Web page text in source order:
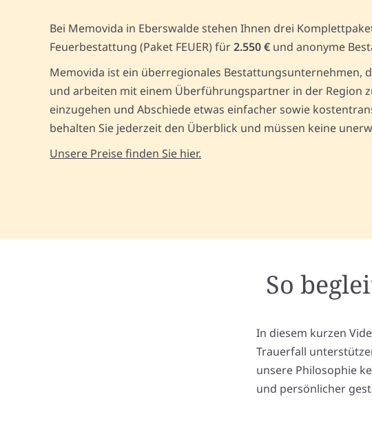
Bei Memovida in Eberswalde stehen Ihnen drei
Feuerbestattung (Paket FEUER) für2.550 € und anonyme
Memovida ist ein überregionales Bestattungsunternehmen,
und arbeiten mit einem Überführungspartner in der Region
einzugehen und Abschiede etwas einfacher sowie
behalten Sie jederzeit den Überblick und müssen keine
Unsere Preise finden Sie hier.
So
In diesem kurzen
Trauerfall
unsere Philosophie
und persönlicher